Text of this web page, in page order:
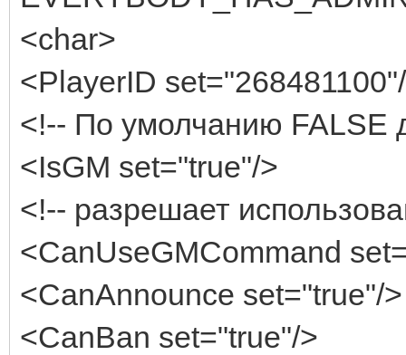
<char>
<PlayerID
<!-- По умолчанию FALSE
<IsGM set="true"/>
<!-- разрешает
<CanUseGMCommand
<CanAnnounce set="true"/>
<CanBan set="true"/>